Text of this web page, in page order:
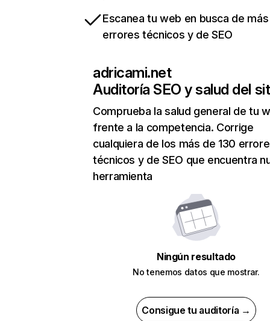
Escanea tu web en busca de
errores técnicos y de SEO
adricami.net
Auditoría SEO y salud del
Comprueba la salud general de tu
frente a la competencia. Corrige
cualquiera de los más de 130
técnicos y de SEO que encuentra
herramienta
Ningún resultado
No tenemos datos que mostrar.
Consigue tu auditoría →